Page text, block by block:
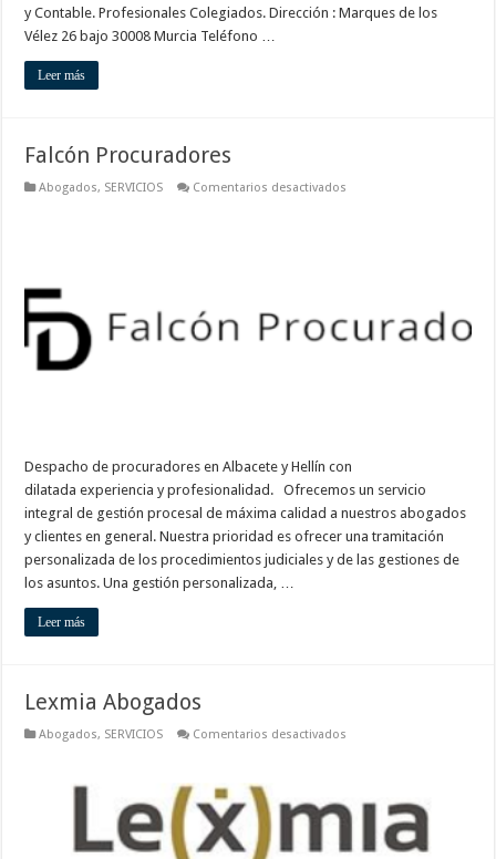
y Contable. Profesionales Colegiados. Dirección : Marques de los
Vélez 26 bajo 30008 Murcia Teléfono …
Leer más
Falcón Procuradores
Abogados, SERVICIOS Comentarios desactivados
Despacho de procuradores en Albacete y Hellín con
dilatada experiencia y profesionalidad. Ofrecemos un servicio
integral de gestión procesal de máxima calidad a nuestros abogados
y clientes en general. Nuestra prioridad es ofrecer una tramitación
personalizada de los procedimientos judiciales y de las gestiones de
los asuntos. Una gestión personalizada, …
Leer más
Lexmia Abogados
Abogados, SERVICIOS Comentarios desactivados